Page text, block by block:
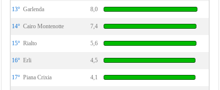
13° Garlenda 8,0
14° Cairo Montenotte 7,4
15° Rialto 5,6
16° Erli 4,5
17° Piana Crixia 4,1